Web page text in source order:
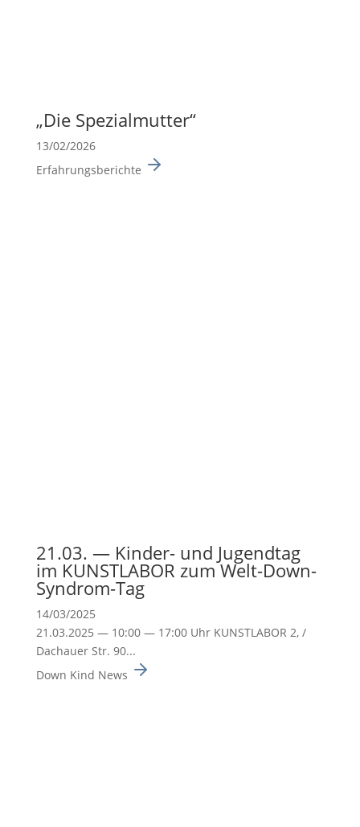
„Die Spezi­al­mutter“
13/02/2026
Erfahrungsberichte
21.03. — Kinder- und Jugendtag
im KUNSTLABOR zum Welt-Down-
Syndrom-Tag
14/03/2025
21.03.2025 — 10:00 — 17:00 Uhr KUNSTLABOR 2, /
Dachauer Str. 90...
Down Kind News